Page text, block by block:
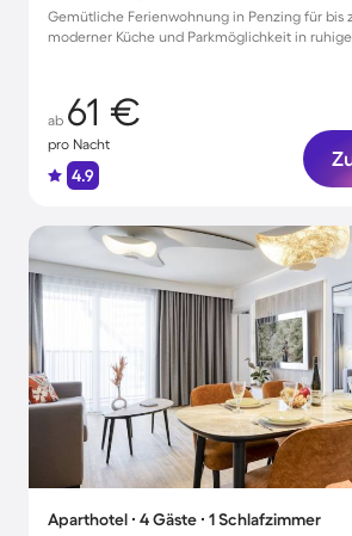
Gemütliche Ferienwohnung in Penzing für bis
moderner Küche und Parkmöglichkeit in
ab 61 €
pro Nacht
4.9
Aparthotel ∙ 4 Gäste ∙ 1 Schlafzimmer